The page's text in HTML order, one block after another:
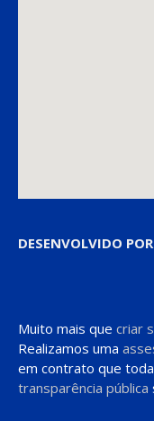
DESENVOLVIDO
Muito mais que criar
Realizamos uma
em contrato que
transparência pública